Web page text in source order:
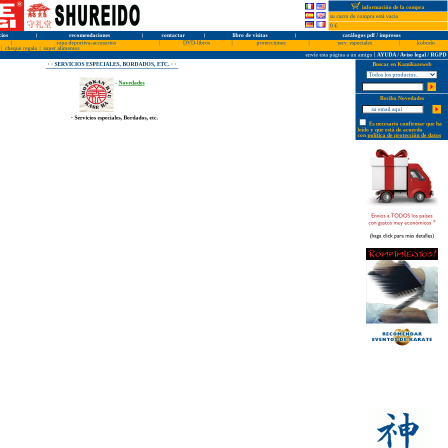
información de la compra
su carro de compra está vacio
0 €
l recomendaciones l contactar l libro de visitas l
catálogos pdf / impresos
ropa deportiva-accesorios DVD-libros protecciones serv. especiales
kobudo
cheque regalo
super alimentos
envíe esta página a un amigo l AYUDA / Aviso legal / RGPD
· · SERVICIOS ESPECIALES, BORDADOS, ETC. · ·
- Novedades
· Servicios especiales, Bordados, etc.
Buscar en Kamikazeweb
Reciba Novedades
Es necesario confirmar que ha
leído y que está de acuerdo
con política de protección de datos